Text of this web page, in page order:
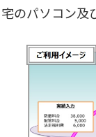
のパソコン及